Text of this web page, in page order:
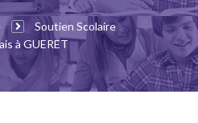
Soutien Scolaire
à GUERET